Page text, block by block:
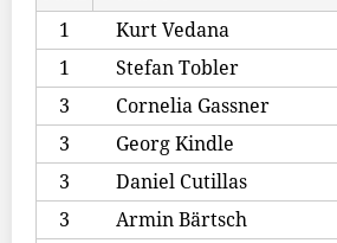
1
Kurt Vedana
1
Stefan Tobler
3
Cornelia Gassner
3
Georg Kindle
3
Daniel Cutillas
3
Armin Bärtsch